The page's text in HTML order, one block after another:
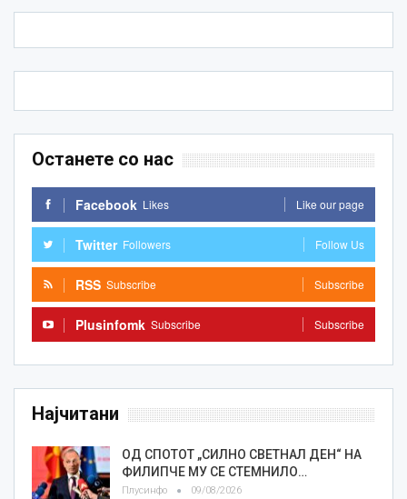
Останете со нас
Facebook Likes Like our page
Twitter Followers Follow Us
RSS Subscribe Subscribe
Plusinfomk Subscribe Subscribe
Најчитани
ОД СПОТОТ „СИЛНО СВЕТНАЛ ДЕН“ НА
ФИЛИПЧЕ МУ СЕ СТЕМНИЛО…
Плусинфо 09/08/2026